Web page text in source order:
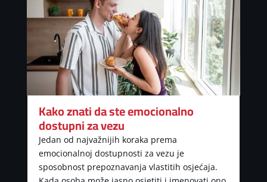
Kako znati da ste emocionalno
dostupni za vezu
Jedan od najvažnijih koraka prema
emocionalnoj dostupnosti za vezu je
sposobnost prepoznavanja vlastitih osjećaja.